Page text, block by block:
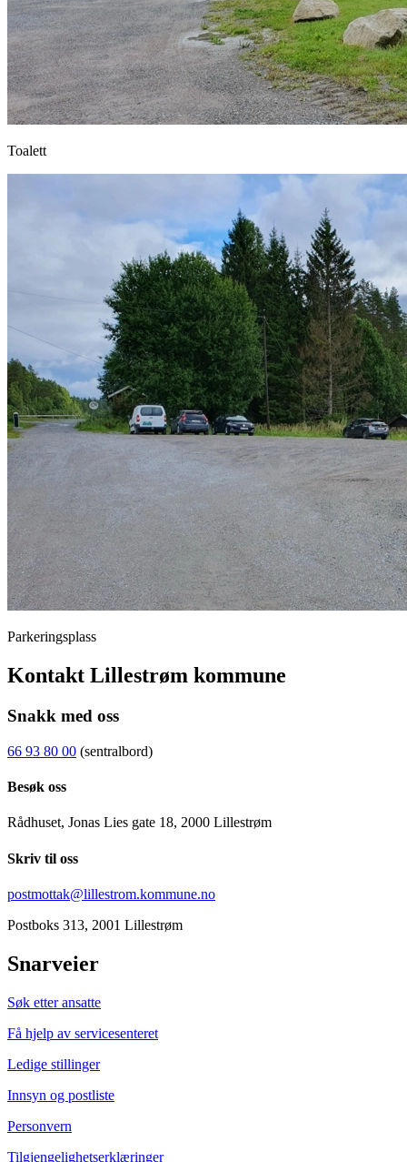
Toalett
Parkeringsplass
Kontakt Lillestrøm kommune
Snakk med oss
66 93 80 00 (sentralbord)
Besøk oss
Rådhuset, Jonas Lies gate 18, 2000 Lillestrøm
Skriv til oss
postmottak@lillestrom.kommune.no
Postboks 313, 2001 Lillestrøm
Snarveier
Søk etter ansatte
Få hjelp av servicesenteret
Ledige stillinger
Innsyn og postliste
Personvern
Tilgjengelighetserklæringer